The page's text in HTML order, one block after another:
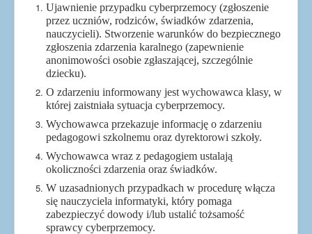
Ujawnienie przypadku cyberprzemocy (zgłoszenie
przez uczniów, rodziców, świadków zdarzenia,
nauczycieli). Stworzenie warunków do bezpiecznego
zgłoszenia zdarzenia karalnego (zapewnienie
anonimowości osobie zgłaszającej, szczególnie
dziecku).
O zdarzeniu informowany jest wychowawca klasy, w
której zaistniała sytuacja cyberprzemocy.
Wychowawca przekazuje informację o zdarzeniu
pedagogowi szkolnemu oraz dyrektorowi szkoły.
Wychowawca wraz z pedagogiem ustalają
okoliczności zdarzenia oraz świadków.
W uzasadnionych przypadkach w procedurę włącza
się nauczyciela informatyki, który pomaga
zabezpieczyć dowody i/lub ustalić tożsamość
sprawcy cyberprzemocy.